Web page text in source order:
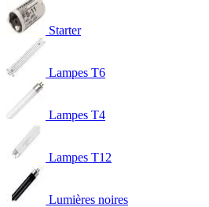
Starter
Lampes T6
Lampes T4
Lampes T12
Lumières noires